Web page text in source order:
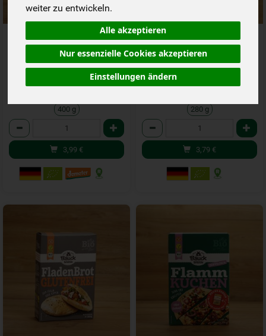
weiter zu entwickeln.
Alle akzeptieren
Nur essenzielle Cookies akzeptieren
Einstellungen ändern
Apple Crumble Muffins
Backmischung
3,99 €*
/ 400 g
1 * 400 g (9,98 € / kg)
400 g
Anzahl
3,99 €
Backmischung Banana Bread
Muffins
3,79 €*
1 * 280 g (13,53 € / 1 kg)
280 g
Anzahl
3,79 €